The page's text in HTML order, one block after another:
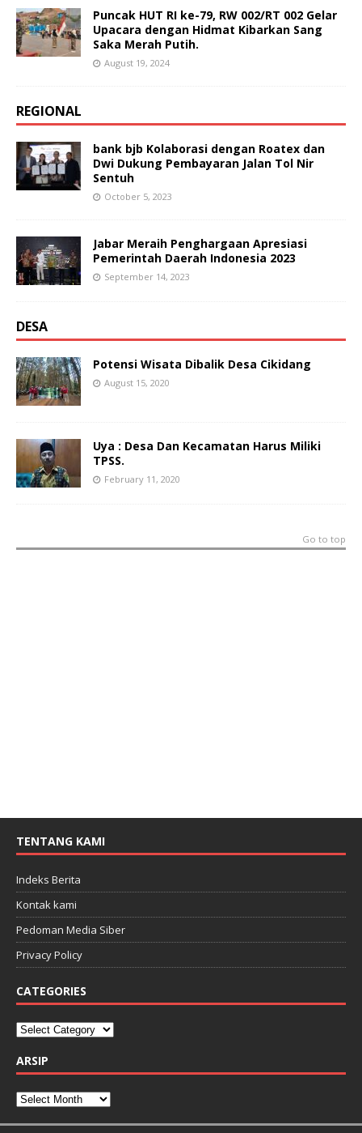
Puncak HUT RI ke-79, RW 002/RT 002 Gelar
Upacara dengan Hidmat Kibarkan Sang
Saka Merah Putih.
August 19, 2024
REGIONAL
bank bjb Kolaborasi dengan Roatex dan
Dwi Dukung Pembayaran Jalan Tol Nir
Sentuh
October 5, 2023
Jabar Meraih Penghargaan Apresiasi
Pemerintah Daerah Indonesia 2023
September 14, 2023
DESA
Potensi Wisata Dibalik Desa Cikidang
August 15, 2020
Uya : Desa Dan Kecamatan Harus Miliki
TPSS.
February 11, 2020
Go to top
TENTANG KAMI
Indeks Berita
Kontak kami
Pedoman Media Siber
Privacy Policy
CATEGORIES
ARSIP